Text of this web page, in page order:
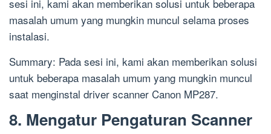
sesi ini, kami akan memberikan solusi untuk beberapa
masalah umum yang mungkin muncul selama proses
instalasi.
Summary: Pada sesi ini, kami akan memberikan solusi
untuk beberapa masalah umum yang mungkin muncul
saat menginstal driver scanner Canon MP287.
8. Mengatur Pengaturan Scanner